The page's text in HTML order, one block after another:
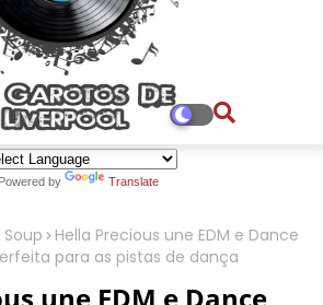
Powered by Translate
Hella Precious une EDM e Dance
para as pistas de dança
une EDM e Dance